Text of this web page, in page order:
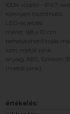
100% vízálló - IPX7:
könnyen tisztítható
LED-es jelzés
méret: 9,8 x 10 cm
behelyezhető tojás
szín: metál pink
anyag: ABS, Szilikon
(metál pink)
értékelés: